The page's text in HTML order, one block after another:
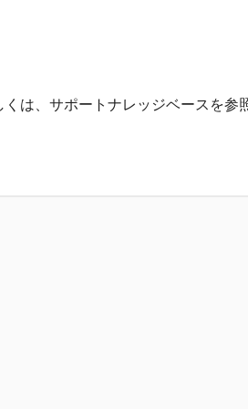
くは、サポートナレッジベースを参